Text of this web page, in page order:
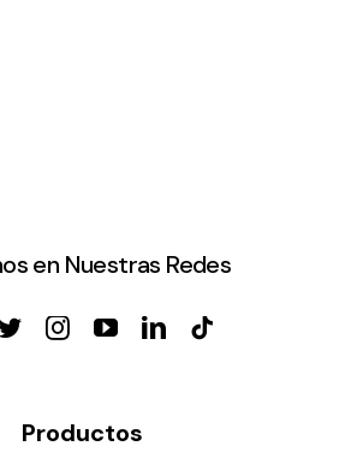
en Nuestras Redes
Productos